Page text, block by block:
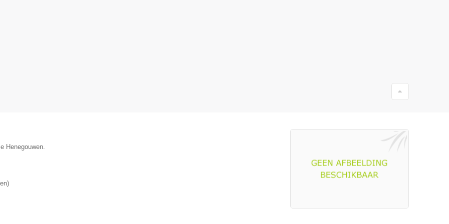
Henegouwen.
)